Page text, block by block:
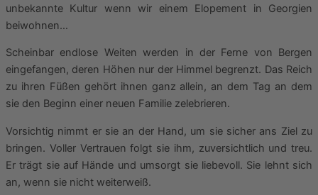
unbekannte Kultur wenn wir einem Elopement in Georgien
beiwohnen…
Scheinbar endlose Weiten werden in der Ferne von Bergen
eingefangen, deren Höhen nur der Himmel begrenzt. Das Reich
zu ihren Füßen gehört ihnen ganz allein, an dem Tag an dem
sie den Beginn einer neuen Familie zelebrieren.
Vorsichtig nimmt er sie an der Hand, um sie sicher ans Ziel zu
bringen. Voller Vertrauen folgt sie ihm, zuversichtlich und treu.
Er trägt sie auf Hände und umsorgt sie liebevoll. Sie lehnt sich
an, wenn sie nicht weiterweiß.